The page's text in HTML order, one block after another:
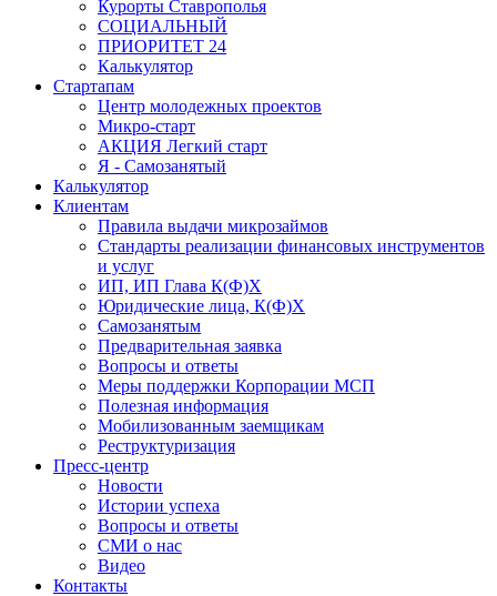
Курорты Ставрополья
СОЦИАЛЬНЫЙ
ПРИОРИТЕТ 24
Калькулятор
Стартапам
Центр молодежных проектов
Микро-старт
АКЦИЯ Легкий старт
Я - Самозанятый
Калькулятор
Клиентам
Правила выдачи микрозаймов
Стандарты реализации финансовых инструментов
и услуг
ИП, ИП Глава К(Ф)Х
Юридические лица, К(Ф)Х
Самозанятым
Предварительная заявка
Вопросы и ответы
Меры поддержки Корпорации МСП
Полезная информация
Мобилизованным заемщикам
Реструктуризация
Пресс-центр
Новости
Истории успеха
Вопросы и ответы
СМИ о нас
Видео
Контакты